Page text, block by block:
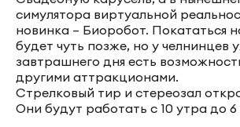
симулятора виртуальной
новинка – Биоробот. Покататься
будет чуть позже, но у челнинцев
завтрашнего дня есть
другими аттракционами.
Стрелковый тир и стереозал
Они будут работать с 10 утра до 6